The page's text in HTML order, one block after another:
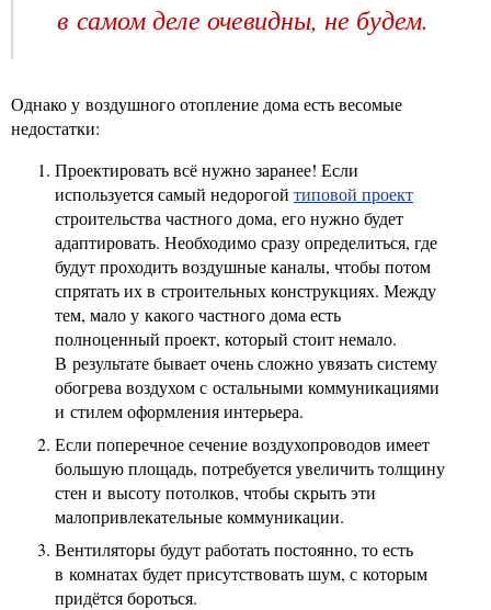
в самом деле очевидны, не будем.
Однако у воздушного отопление дома есть весомые
недостатки:
Проектировать всё нужно заранее! Если
используется самый недорогой типовой проект
строительства частного дома, его нужно будет
адаптировать. Необходимо сразу определиться, где
будут проходить воздушные каналы, чтобы потом
спрятать их в строительных конструкциях. Между
тем, мало у какого частного дома есть
полноценный проект, который стоит немало.
В результате бывает очень сложно увязать систему
обогрева воздухом с остальными коммуникациями
и стилем оформления интерьера.
Если поперечное сечение воздухопроводов имеет
большую площадь, потребуется увеличить толщину
стен и высоту потолков, чтобы скрыть эти
малопривлекательные коммуникации.
Вентиляторы будут работать постоянно, то есть
в комнатах будет присутствовать шум, с которым
придётся бороться.